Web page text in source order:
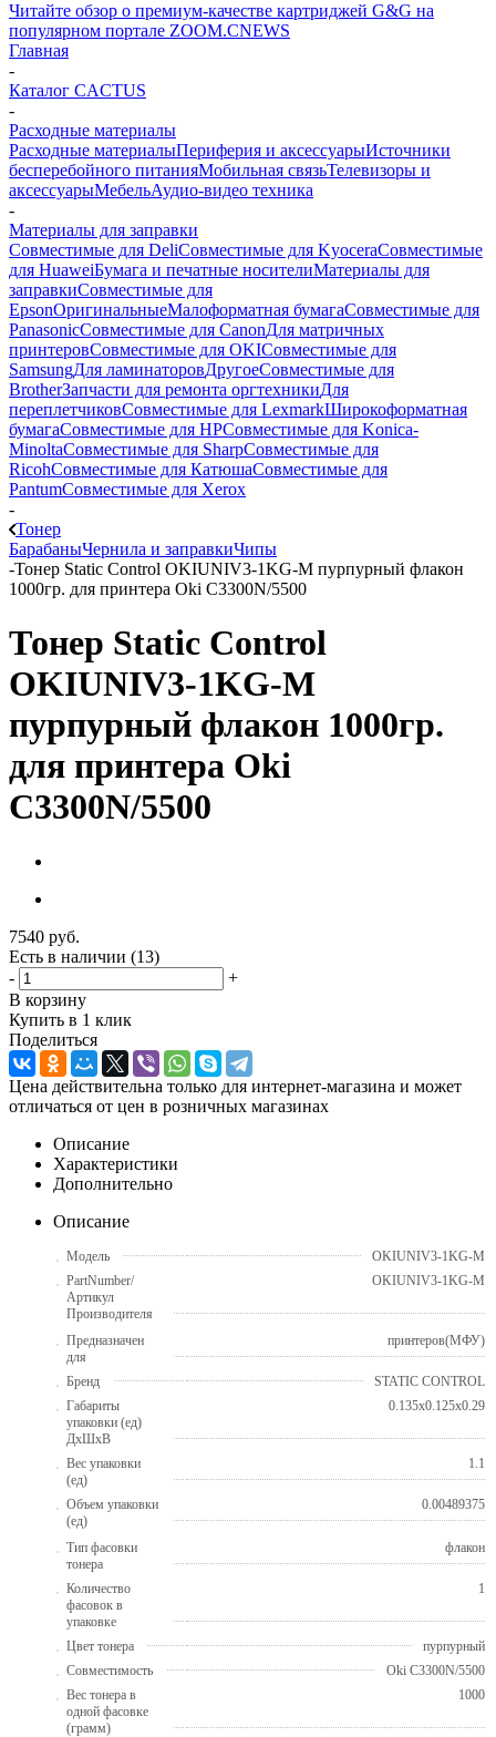
Читайте обзор о премиум-качестве картриджей G&G на
популярном портале ZOOM.CNEWS
Главная
-
Каталог CACTUS
-
Расходные материалы
Расходные материалыПериферия и аксессуарыИсточники
бесперебойного питанияМобильная связьТелевизоры и
аксессуарыМебельАудио-видео техника
-
Материалы для заправки
Совместимые для DeliСовместимые для KyoceraСовместимые
для HuaweiБумага и печатные носителиМатериалы для
заправкиСовместимые для
EpsonОригинальныеМалоформатная бумагаСовместимые для
PanasonicСовместимые для CanonДля матричных
принтеровСовместимые для OKIСовместимые для
SamsungДля ламинаторовДругоеСовместимые для
BrotherЗапчасти для ремонта оргтехникиДля
переплетчиковСовместимые для LexmarkШирокоформатная
бумагаСовместимые для HPСовместимые для Konica-
MinoltaСовместимые для SharpСовместимые для
RicohСовместимые для КатюшаСовместимые для
PantumСовместимые для Xerox
-
Тонер
БарабаныЧернила и заправкиЧипы
-Тонер Static Control OKIUNIV3-1KG-M пурпурный флакон
1000гр. для принтера Oki C3300N/5500
Тонер Static Control
OKIUNIV3-1KG-M
пурпурный флакон 1000гр.
для принтера Oki
C3300N/5500
7540 руб.
Есть в наличии (13)
-
+
В корзину
Купить в 1 клик
Поделиться
Цена действительна только для интернет-магазина и может
отличаться от цен в розничных магазинах
Описание
Характеристики
Дополнительно
Описание
Модель
OKIUNIV3-1KG-M
PartNumber/
Артикул
Производителя
OKIUNIV3-1KG-M
Предназначен
для
принтеров(МФУ)
Бренд
STATIC CONTROL
Габариты
упаковки (ед)
ДхШхВ
0.135x0.125x0.29
Вес упаковки
(ед)
1.1
Объем упаковки
(ед)
0.00489375
Тип фасовки
тонера
флакон
Количество
фасовок в
упаковке
1
Цвет тонера
пурпурный
Совместимость
Oki C3300N/5500
Вес тонера в
одной фасовке
(грамм)
1000